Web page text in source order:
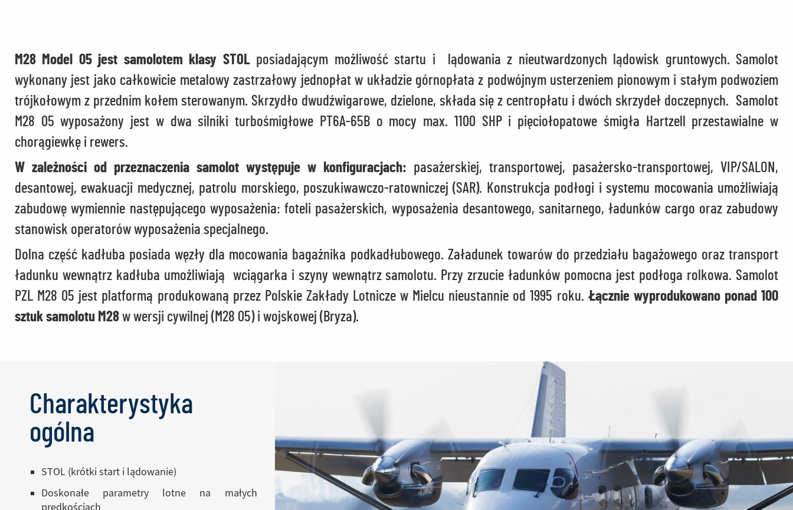
M28 Model 05 jest samolotem klasy STOLposiadającym możliwość startu i lądowania z nieutwardzonych lądowisk gruntowych. Samolot
wykonany jest jako całkowicie metalowy zastrzałowy jednopłat w układzie górnopłata z podwójnym usterzeniem pionowym i stałym podwoziem
trójkołowym z przednim kołem sterowanym. Skrzydło dwudźwigarowe, dzielone, składa się z centropłatu i dwóch skrzydeł doczepnych. Samolot
M28 05 wyposażony jest w dwa silniki turbośmigłowe PT6A-65B o mocy max. 1100 SHP i pięciołopatowe śmigła Hartzell przestawialne w
chorągiewkę i rewers.
W zależności od przeznaczenia samolot występuje w konfiguracjach: pasażerskiej, transportowej, pasażersko-transportowej, VIP/SALON,
desantowej, ewakuacji medycznej, patrolu morskiego, poszukiwawczo-ratowniczej (SAR). Konstrukcja podłogi i systemu mocowania umożliwiają
zabudowę wymiennie następującego wyposażenia: foteli pasażerskich, wyposażenia desantowego, sanitarnego, ładunków cargo oraz zabudowy
stanowisk operatorów wyposażenia specjalnego.
Dolna część kadłuba posiada węzły dla mocowania bagażnika podkadłubowego. Załadunek towarów do przedziału bagażowego oraz transport
ładunku wewnątrz kadłuba umożliwiają wciągarka i szyny wewnątrz samolotu. Przy zrzucie ładunków pomocna jest podłoga rolkowa. Samolot
PZL M28 05 jest platformą produkowaną przez Polskie Zakłady Lotnicze w Mielcu nieustannie od 1995 roku.Łącznie wyprodukowano ponad 100
sztuk samolotu M28 w wersji cywilnej (M28 05) i wojskowej (Bryza).
Charakterystyka
ogólna
STOL (krótki start i lądowanie)
Doskonałe parametry lotne na małych